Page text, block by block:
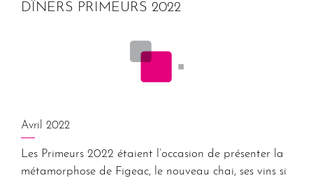
DÎNERS PRIMEURS 2022
Avril 2022
Les Primeurs 2022 étaient l’occasion de présenter la
métamorphose de Figeac, le nouveau chai, ses vins si